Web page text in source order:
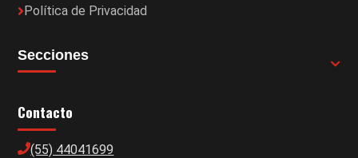
Política de Privacidad
Secciones
Contacto
(55) 44041699